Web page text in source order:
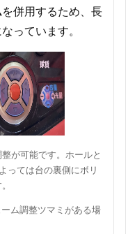
を併用するため、長
っています。
が可能です。ホールと
っては台の裏側にボリ
ム調整ツマミがある場